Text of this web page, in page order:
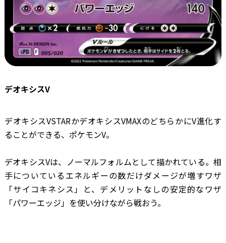
デオキシスV
デオキシスVSTARかデオキシスVMAXのどちらかにV進化す
ることができる、ポケモンV。
デオキシスVは、ノーマルフォルムとして描かれている。相
手についているエネルギーの数だけダメージが増すワザ
「サイコキネシス」と、デメリットなしの安定的なワザ
「パワーエッジ」を使い分けながら戦おう。